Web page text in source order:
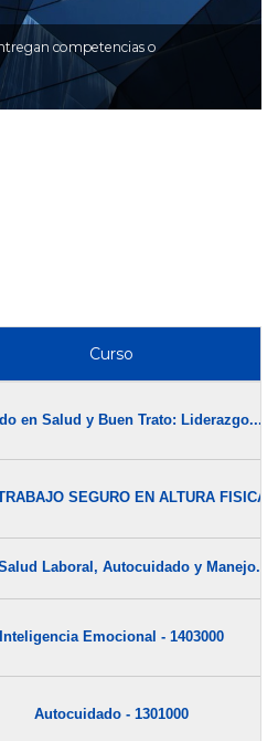
competencias o
Curso
en Salud y Buen Trato: Liderazgo...
SEGURO EN ALTURA
Laboral, Autocuidado y Manejo...
Inteligencia Emocional - 1403000
Autocuidado - 1301000